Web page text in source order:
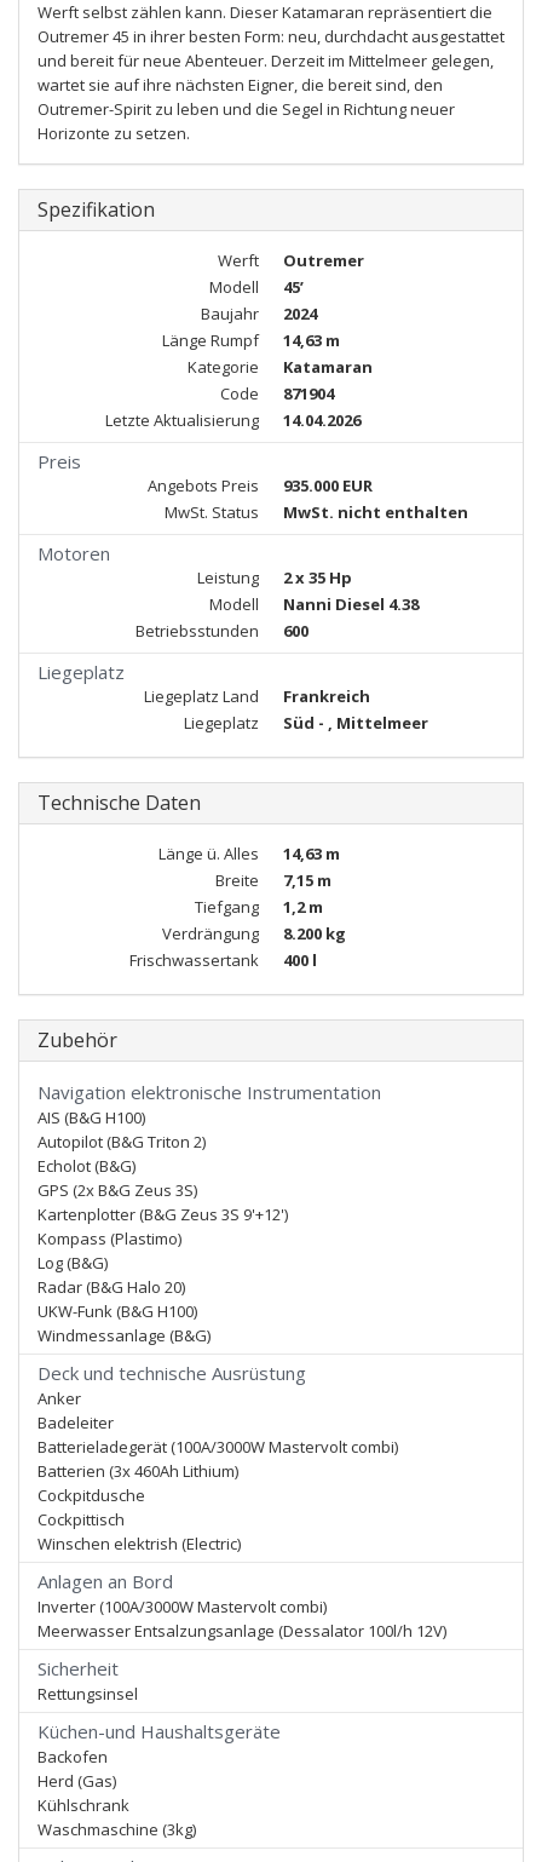
Werft selbst zählen kann. Dieser Katamaran repräsentiert die
Outremer 45 in ihrer besten Form: neu, durchdacht ausgestattet
und bereit für neue Abenteuer. Derzeit im Mittelmeer gelegen,
wartet sie auf ihre nächsten Eigner, die bereit sind, den
Outremer-Spirit zu leben und die Segel in Richtung neuer
Horizonte zu setzen.
Spezifikation
Werft
Outremer
Modell
45’
Baujahr
2024
Länge Rumpf
14,63 m
Kategorie
Katamaran
Code
871904
Letzte Aktualisierung
14.04.2026
Preis
Angebots Preis
935.000 EUR
MwSt. Status
MwSt. nicht enthalten
Motoren
Leistung
2 x 35 Hp
Modell
Nanni Diesel 4.38
Betriebsstunden
600
Liegeplatz
Liegeplatz Land
Frankreich
Liegeplatz
Süd - , Mittelmeer
Technische Daten
Länge ü. Alles
14,63 m
Breite
7,15 m
Tiefgang
1,2 m
Verdrängung
8.200 kg
Frischwassertank
400 l
Zubehör
Navigation elektronische Instrumentation
AIS (B&G H100)
Autopilot (B&G Triton 2)
Echolot (B&G)
GPS (2x B&G Zeus 3S)
Kartenplotter (B&G Zeus 3S 9'+12')
Kompass (Plastimo)
Log (B&G)
Radar (B&G Halo 20)
UKW-Funk (B&G H100)
Windmessanlage (B&G)
Deck und technische Ausrüstung
Anker
Badeleiter
Batterieladegerät (100A/3000W Mastervolt combi)
Batterien (3x 460Ah Lithium)
Cockpitdusche
Cockpittisch
Winschen elektrish (Electric)
Anlagen an Bord
Inverter (100A/3000W Mastervolt combi)
Meerwasser Entsalzungsanlage (Dessalator 100l/h 12V)
Sicherheit
Rettungsinsel
Küchen-und Haushaltsgeräte
Backofen
Herd (Gas)
Kühlschrank
Waschmaschine (3kg)